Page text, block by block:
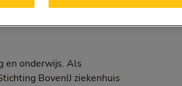
en onderwijs. Als
BovenIJ ziekenhuis